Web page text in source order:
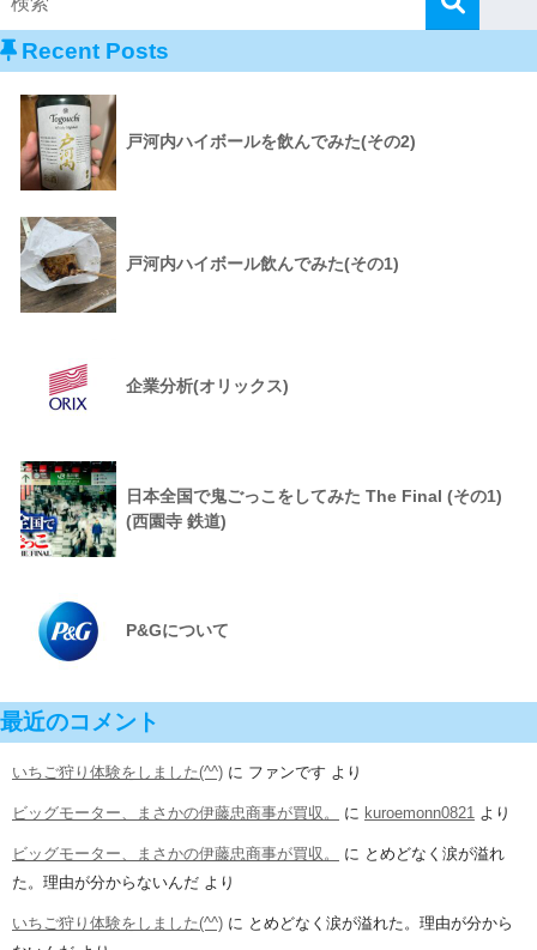
Recent Posts
戸河内ハイボールを飲んでみた(その2)
戸河内ハイボール飲んでみた(その1)
企業分析(オリックス)
日本全国で鬼ごっこをしてみた The Final (その1)
(西園寺 鉄道)
P&Gについて
最近のコメント
いちご狩り体験をしました(^^) に ファンです より
ビッグモーター、まさかの伊藤忠商事が買収。 に kuroemonn0821 より
ビッグモーター、まさかの伊藤忠商事が買収。 に とめどなく涙が溢れ
た。理由が分からないんだ より
いちご狩り体験をしました(^^) に とめどなく涙が溢れた。理由が分から